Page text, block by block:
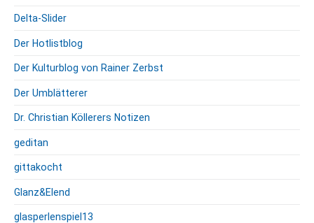
Delta-Slider
Der Hotlistblog
Der Kulturblog von Rainer Zerbst
Der Umblätterer
Dr. Christian Köllerers Notizen
geditan
gittakocht
Glanz&Elend
glasperlenspiel13